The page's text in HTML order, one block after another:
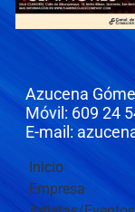
Azucena
Móvil: 609 24
E-mail:
Inicio
Empresa